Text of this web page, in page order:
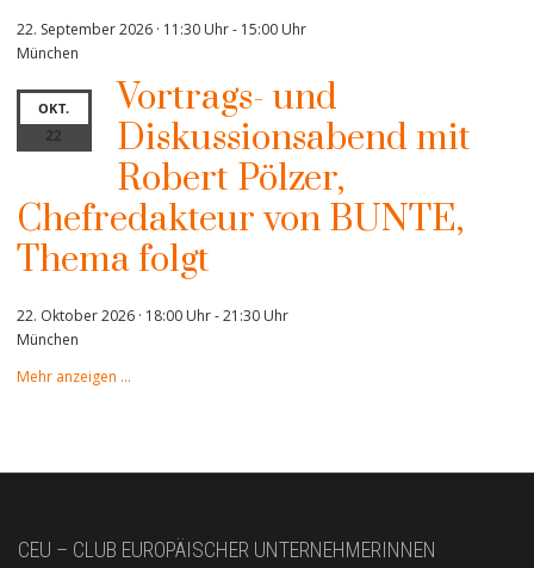
22. September 2026 · 11:30 Uhr- 15:00 Uhr
München
OKT.
22
Vortrags- und
Diskussionsabend mit
Robert Pölzer,
Chefredakteur von BUNTE,
Thema folgt
22. Oktober 2026 · 18:00 Uhr-21:30 Uhr
München
Mehr anzeigen …
CEU – CLUB EUROPÄISCHER UNTERNEHMERINNEN